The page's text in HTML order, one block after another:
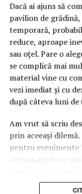
Dacă ai ajuns să
pavilion de
temporară,
reduce, aproape
sau oțel. Pare o
se complică mai
material vine cu
vezi imediat și cu
după câteva luni
Am vrut să scriu
prin aceeași
pentru evenimente
săptămâni bune
„corect” depinde